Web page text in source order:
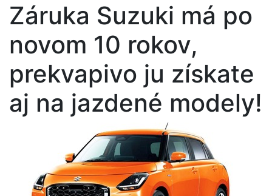
Záruka Suzuki má po
novom 10 rokov,
prekvapivo ju získate
aj na jazdené modely!